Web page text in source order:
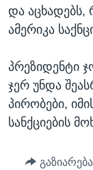
და აცხადებს,
ამერიკა
პრეზიდენტი
ჯერ უნდა
პირობები,
სანქციების
გაზიარება